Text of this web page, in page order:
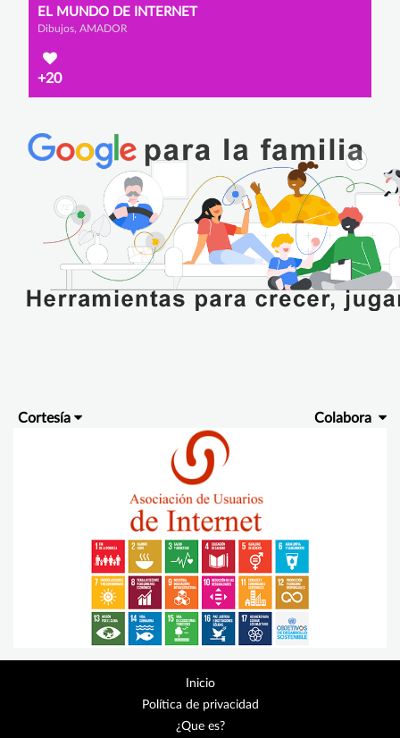
EL MUNDO DE INTERNET
Dibujos, AMADOR
+20
Cortesía Colabora
Inicio
Política de privacidad
¿Que es?